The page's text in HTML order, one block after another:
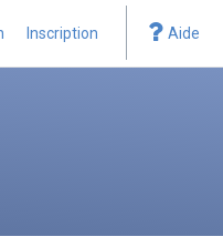
Inscription Aide